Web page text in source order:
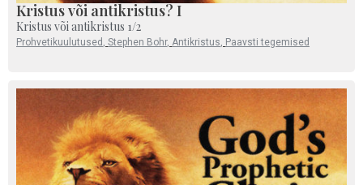
Kristus või antikristus? I
Kristus või antikristus 1/2
Prohvetikuulutused , Stephen Bohr, Antikristus, Paavsti tegemised